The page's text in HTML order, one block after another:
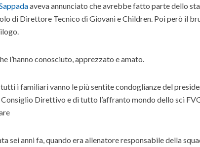
aveva annunciato che avrebbe fatto parte dello
di Direttore Tecnico di Giovani e Children. Poi però il
l’hanno conosciuto, apprezzato e amato.
i familiari vanno le più sentite condoglianze del
Direttivo e di tutto l’affranto mondo dello sci
sei anni fa, quando era allenatore responsabile della